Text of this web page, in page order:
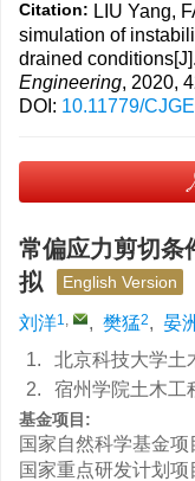
Citation: LIU Yang,
simulation of
drained conditions[J].
Engineering, 2020,
DOI: 10.11779/
常偏应力剪切条
拟
English Version
刘洋1, , 樊猛2, 晏
1.
北京科技大学
2.
宿州学院土木
基金项目:
国家自然科学基金项
国家重点研发计划项